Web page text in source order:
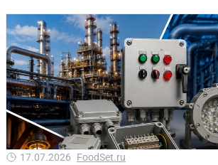
17.07.2026 FoodSet.ru